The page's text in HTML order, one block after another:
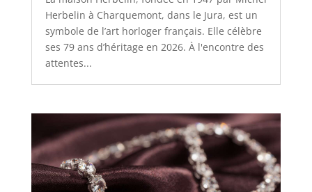
Herbelin à Charquemont, dans le Jura, est un
symbole de l’art horloger français. Elle célèbre
ses 79 ans d’héritage en 2026. À l'encontre des
attentes...